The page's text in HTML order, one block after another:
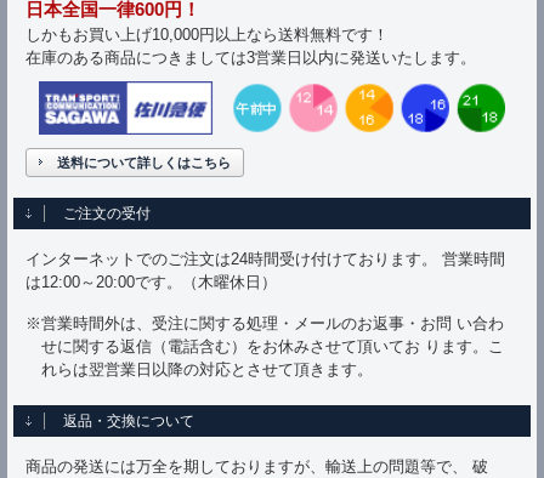
日本全国一律600円！
しかもお買い上げ10,000円以上なら送料無料です！
在庫のある商品につきましては3営業日以内に発送いたします。
送料について詳しくはこちら
ご注文の受付
インターネットでのご注文は24時間受け付けております。 営業時間
は12:00～20:00です。（木曜休日）
※営業時間外は、受注に関する処理・メールのお返事・お問 い合わ
せに関する返信（電話含む）をお休みさせて頂いてお ります。こ
れらは翌営業日以降の対応とさせて頂きます。
返品・交換について
商品の発送には万全を期しておりますが、輸送上の問題等で、 破